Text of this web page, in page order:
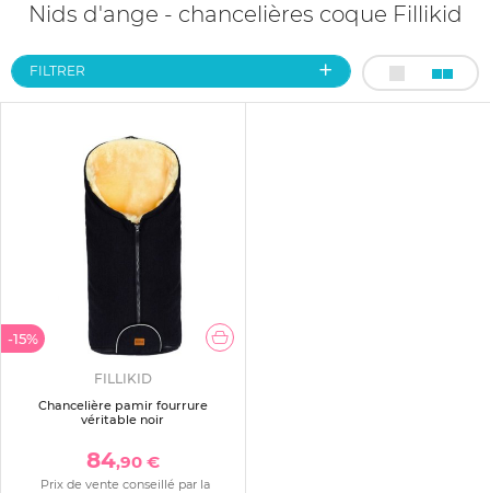
Nids d'ange - chancelières coque Fillikid
FILTRER
-15%
FILLIKID
Chancelière pamir fourrure
véritable noir
84,90 €
Prix de vente conseillé par la